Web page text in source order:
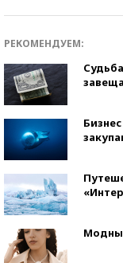
РЕКОМЕНДУЕМ: